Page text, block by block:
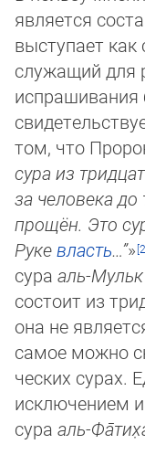
является
выступает
служащий для
испрашивания
том, что
сура из
за человека до
прощён. Это
Рукевласть…”»
сура аль-Мульк
состоит из
она не
самое можно
чес­ких сурах.
исключением
сура аль-